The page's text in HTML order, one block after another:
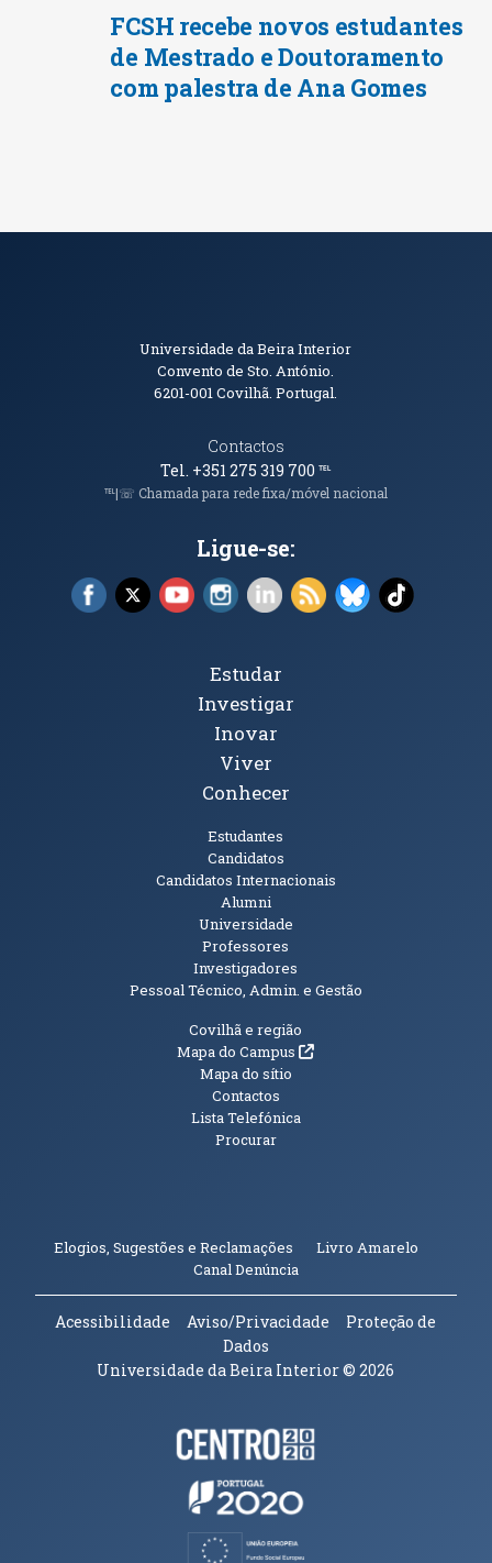
FCSH recebe novos estudantes
de Mestrado e Doutoramento
com palestra de Ana Gomes
Informações de Contacto
Universidade da Beira Interior
Convento de Sto. António.
6201-001Covilhã. Portugal.
Contactos
Tel. +351 275 319 700℡
℡|☏ Chamada para rede fixa/móvel nacional
Ligue-se:
Facebook (abre em nova janela)
X (abre em nova janela)
YouTube (abre em nova janela)
Instagram (abre em nova janela)
LinkedIn (abre em nova
RSS (abre em nova
Bluesky (abre
TikTok
Tópicos Principais
Estudar
Investigar
Inovar
Viver
Conhecer
Estudantes
Candidatos
Candidatos Internacionais
Alumni
Universidade
Professores
Investigadores
Pessoal Técnico, Admin. e Gestão
Informações Adicionais
Covilhã e região
Mapa do Campus(abre em nova janela)
Mapa do sítio
Contactos
Lista Telefónica
Procurar
Elogios, Sugestões e Reclamações Livro Amarelo
Canal Denúncia(abre em nova janela)
Acessibilidade Aviso/Privacidade
Proteção de
Dados
Universidade da Beira Interior© 2026
Parceiros e Financiadores